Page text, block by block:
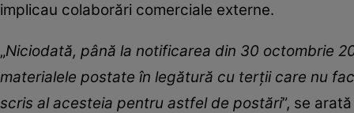
implicau colaborări comerciale externe.
„Niciodată, până la notificarea din 30 octombrie
materialele postate în legătură cu terții care nu
scris al acesteia pentru astfel de postări”, se